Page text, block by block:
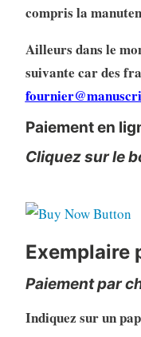
compris la
Ailleurs dans le
suivante car des
Paiement en
Cliquez sur le
Exemplaire
Paiement par
Indiquez sur un